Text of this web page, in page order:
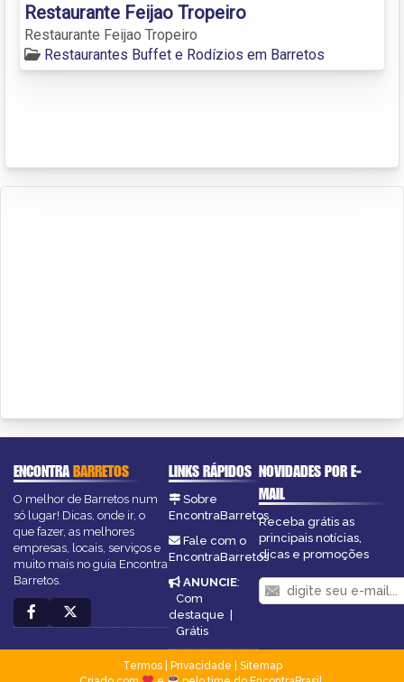
Restaurante Feijao Tropeiro
Restaurante Feijao Tropeiro
Restaurantes Buffet e Rodízios em Barretos
ENCONTRABARRETOS
O melhor de Barretos num
só lugar! Dicas, onde ir, o
que fazer, as melhores
empresas, locais, serviços e
muito mais no guia Encontra
Barretos.
LINKS RÁPIDOS
Sobre
EncontraBarretos
Fale com o
EncontraBarretos
ANUNCIE:
Com
destaque |
Grátis
NOVIDADES POR E-
MAIL
Receba grátis as
principais notícias,
dicas e promoções
Termos| Privacidade
Sitemap